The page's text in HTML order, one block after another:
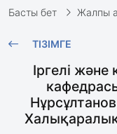
Басты бет Жалпы
ТІЗІМГЕ
Іргелі